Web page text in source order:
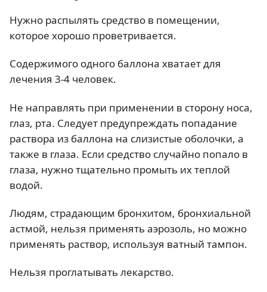
Нужно распылять средство в помещении,
которое хорошо проветривается.
Содержимого одного баллона хватает для
лечения 3-4 человек.
Не направлять при применении в сторону носа,
глаз, рта. Следует предупреждать попадание
раствора из баллона на слизистые оболочки, а
также в глаза. Если средство случайно попало в
глаза, нужно тщательно промыть их теплой
водой.
Людям, страдающим бронхитом, бронхиальной
астмой, нельзя применять аэрозоль, но можно
применять раствор, используя ватный тампон.
Нельзя проглатывать лекарство.